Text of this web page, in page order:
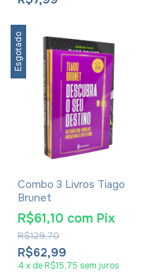
Esgotado
Combo 3 Livros Tiago
Brunet
R$62,99
R$129,70
R$61,10 com Pix
4 x de R$15,75 sem juros